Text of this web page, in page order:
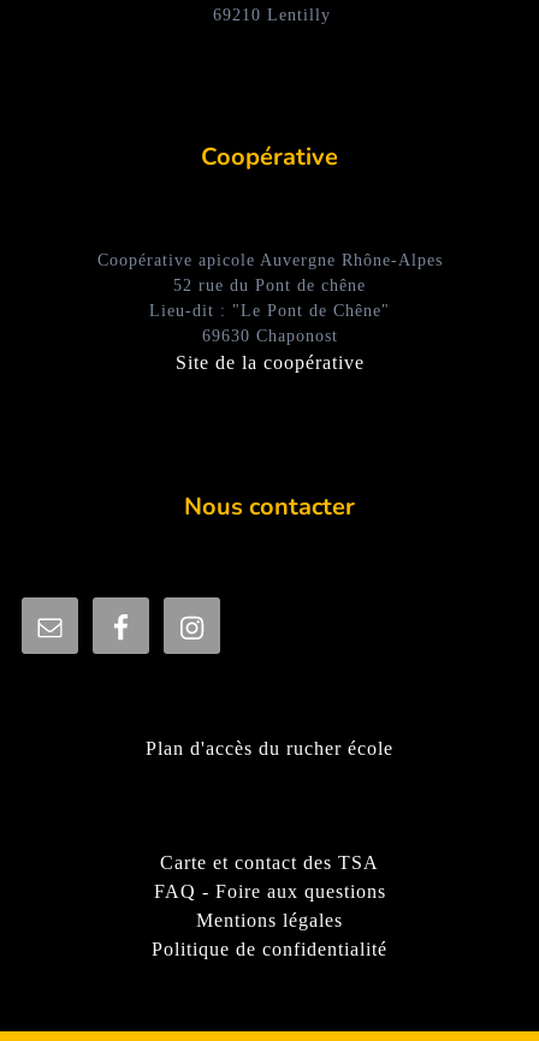
69210 Lentilly
Coopérative
Coopérative apicole Auvergne Rhône-Alpes
52 rue du Pont de chêne
Lieu-dit : "Le Pont de Chêne"
69630 Chaponost
Site de la coopérative
Nous contacter
Plan d'accès du rucher école
Carte et contact des TSA
FAQ - Foire aux questions
Mentions légales
Politique de confidentialité